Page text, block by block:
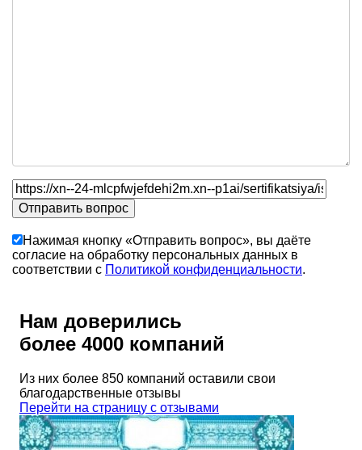
Нажимая кнопку «Отправить вопрос», вы даёте
согласие на обработку персональных данных в
соответствии с Политикой конфиденциальности.
Нам доверились
более 4000 компаний
Из них более 850 компаний оставили свои
благодарственные отзывы
Перейти на страницу с отзывами